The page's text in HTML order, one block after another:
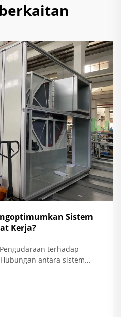
Sistem
Kerja?
terhadap
antara sistem
dengan menyesuaikan